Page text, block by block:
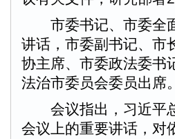
市委书记、市委全面
讲话，市委副书记、市
协主席、市委政法委书
法治市委员会委员出席。
会议指出，习近平总
会议上的重要讲话，对